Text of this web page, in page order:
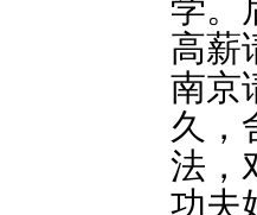
学。
高薪
南京
久，
法，
功夫